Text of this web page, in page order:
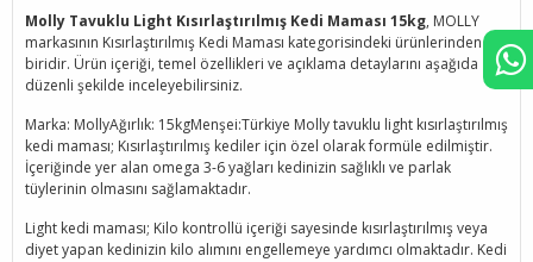
Molly Tavuklu Light Kısırlaştırılmış Kedi Maması 15kg, MOLLY
markasının Kısırlaştırılmış Kedi Maması kategorisindeki ürünlerinden
biridir. Ürün içeriği, temel özellikleri ve açıklama detaylarını aşağıda
düzenli şekilde inceleyebilirsiniz.
Marka: MollyAğırlık: 15kgMenşei:Türkiye Molly tavuklu light kısırlaştırılmış
kedi maması; Kısırlaştırılmış kediler için özel olarak formüle edilmiştir.
İçeriğinde yer alan omega 3-6 yağları kedinizin sağlıklı ve parlak
tüylerinin olmasını sağlamaktadır.
Light kedi maması; Kilo kontrollü içeriği sayesinde kısırlaştırılmış veya
diyet yapan kedinizin kilo alımını engellemeye yardımcı olmaktadır. Kedi